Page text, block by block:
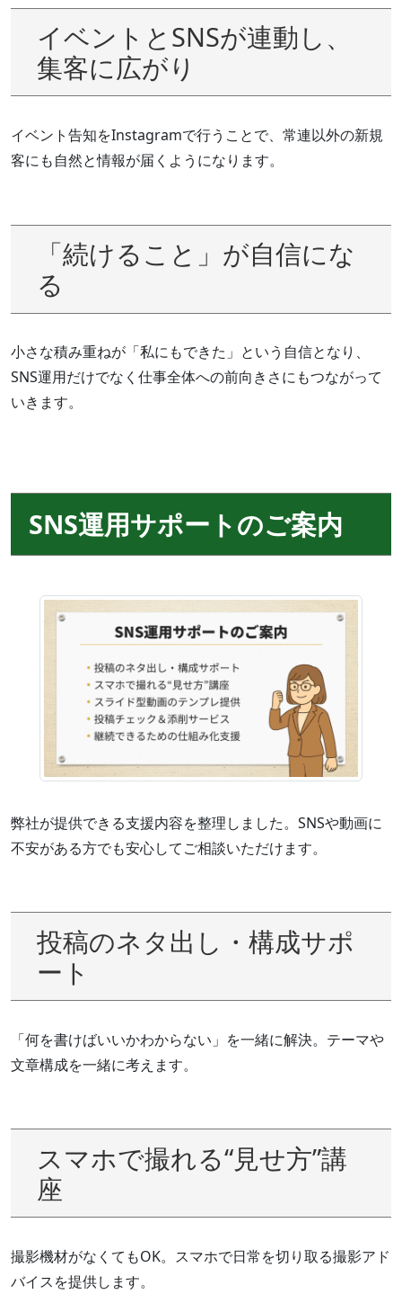
イベントとSNSが連動し、
集客に広がり
イベント告知をInstagramで行うことで、常連以外の新規
客にも自然と情報が届くようになります。
「続けること」が自信にな
る
小さな積み重ねが「私にもできた」という自信となり、
SNS運用だけでなく仕事全体への前向きさにもつながって
いきます。
SNS運用サポートのご案内
弊社が提供できる支援内容を整理しました。SNSや動画に
不安がある方でも安心してご相談いただけます。
投稿のネタ出し・構成サポ
ート
「何を書けばいいかわからない」を一緒に解決。テーマや
文章構成を一緒に考えます。
スマホで撮れる“見せ方”講
座
撮影機材がなくてもOK。スマホで日常を切り取る撮影アド
バイスを提供します。